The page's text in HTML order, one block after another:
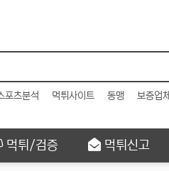
포츠분석 먹튀사이트 동맹 보증업체
먹튀/검증 먹튀신고